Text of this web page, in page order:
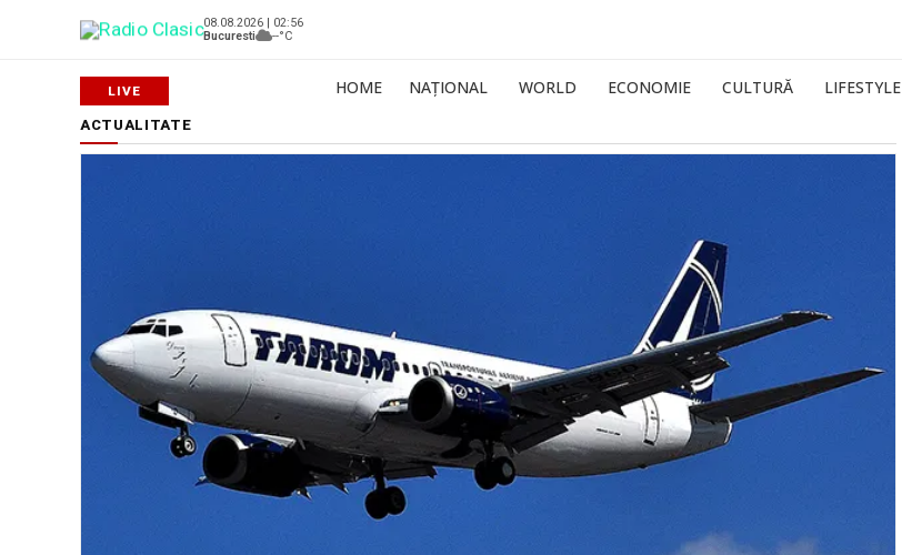
08.08.2026 | 02:56
Bucuresti
--°C
HOME NAȚIONAL WORLD ECONOMIE CULTURĂ LIFESTYLE
ACTUALITATE